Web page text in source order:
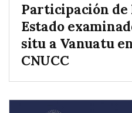
Participación de
Estado
situ a Vanuatu
CNUCC